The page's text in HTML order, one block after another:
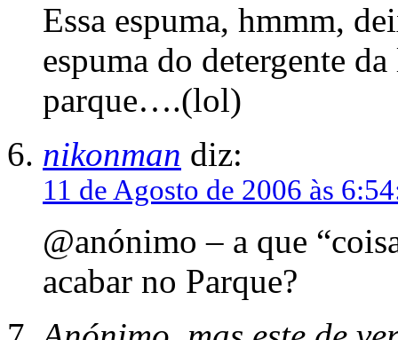
Essa espuma, hmmm,
espuma do detergente
parque….(lol)
nikonman diz:
11 de Agosto de 2006 às
@anónimo – a que
acabar no Parque?